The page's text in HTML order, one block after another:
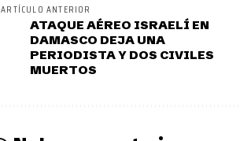
ARTÍCULO ANTERIOR
ATAQUE AÉREO ISRAELÍ EN
DAMASCO DEJA UNA
PERIODISTA Y DOS CIVILES
MUERTOS